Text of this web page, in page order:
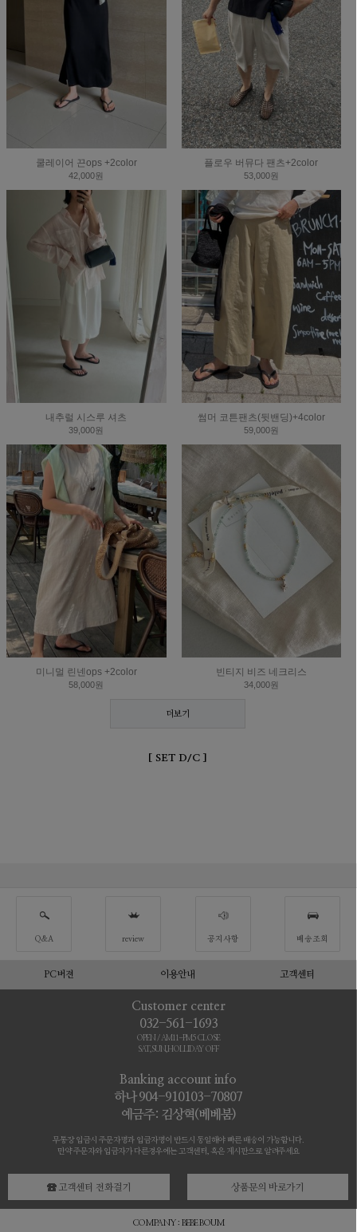
쿨레이어 끈ops +2color
42,000원
플로우 버뮤다 팬츠+2color
53,000원
내추럴 시스루 셔츠
39,000원
썸머 코튼팬츠(뒷밴딩)+4color
59,000원
미니멀 린넨ops +2color
58,000원
빈티지 비즈 네크리스
34,000원
더보기
[ SET D/C ]
Q&A review 공지사항 배송조회
PC버젼 이용안내 고객센터
Customer center
032-561-1693
OPEN / AM11-PM5 CLOSE
SAT,SUN,HOLLIDAY OFF
Banking account info
하나 904-910103-70807
예금주: 김상혁(베베붐)
무통장 입금시 주문자명과 입금자명이 반드시 동일해야 빠른 배송이 가능합니다.
만약 주문자와 입금자가 다른경우에는 고객센터, 혹은 게시판으로 알려주세요
고객센터 전화걸기 상품문의 바로가기
COMPANY : BEBE BOUM